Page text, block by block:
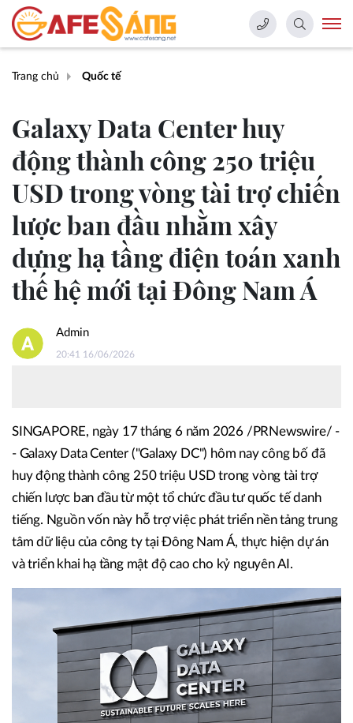
Trang chủ Quốc tế
Galaxy Data Center huy
động thành công 250 triệu
USD trong vòng tài trợ chiến
lược ban đầu nhằm xây
dựng hạ tầng điện toán xanh
thế hệ mới tại Đông Nam Á
Admin
20:41 16/06/2026
SINGAPORE, ngày 17 tháng 6 năm 2026 /PRNewswire/ -
- Galaxy Data Center ("Galaxy DC") hôm nay công bố đã
huy động thành công 250 triệu USD trong vòng tài trợ
chiến lược ban đầu từ một tổ chức đầu tư quốc tế danh
tiếng. Nguồn vốn này hỗ trợ việc phát triển nền tảng trung
tâm dữ liệu của công ty tại Đông Nam Á, thực hiện dự án
và triển khai hạ tầng mật độ cao cho kỷ nguyên AI.